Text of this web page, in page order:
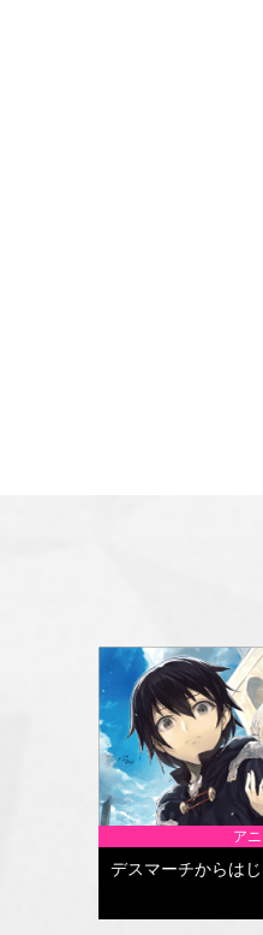
ア
デスマーチからは